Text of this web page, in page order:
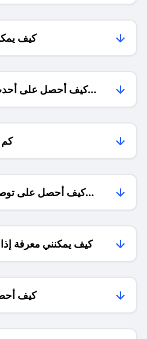
كيف
كيف أحصل على
كيف أحصل على
كيف يمكنني معرفة
كيف